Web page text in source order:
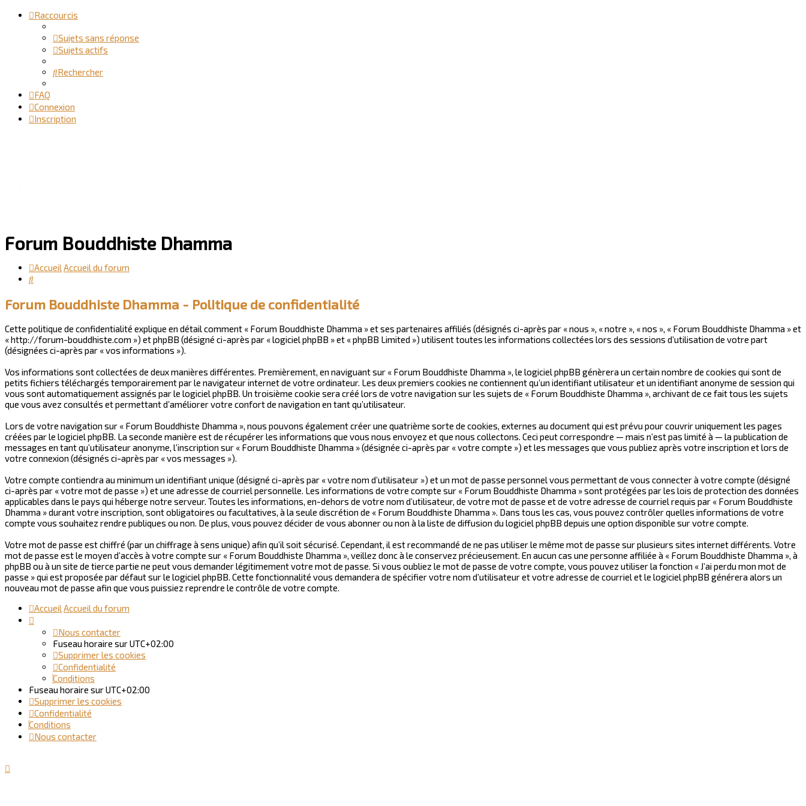
Raccourcis
Sujets sans réponse
Sujets actifs
Rechercher
FAQ
Connexion
Inscription
Forum Bouddhiste Dhamma
AccueilAccueil du forum
Forum Bouddhiste Dhamma - Politique de confidentialité
Cette politique de confidentialité explique en détail comment « Forum Bouddhiste Dhamma » et ses partenaires affiliés (désignés ci-après par « nous », « notre », « nos », « Forum Bouddhiste Dhamma » et
« http://forum-bouddhiste.com ») et phpBB (désigné ci-après par « logiciel phpBB » et « phpBB Limited ») utilisent toutes les informations collectées lors des sessions d’utilisation de votre part
(désignées ci-après par « vos informations »).
Vos informations sont collectées de deux manières différentes. Premièrement, en naviguant sur « Forum Bouddhiste Dhamma », le logiciel phpBB génèrera un certain nombre de cookies qui sont de
petits fichiers téléchargés temporairement par le navigateur internet de votre ordinateur. Les deux premiers cookies ne contiennent qu’un identifiant utilisateur et un identifiant anonyme de session qui
vous sont automatiquement assignés par le logiciel phpBB. Un troisième cookie sera créé lors de votre navigation sur les sujets de « Forum Bouddhiste Dhamma », archivant de ce fait tous les sujets
que vous avez consultés et permettant d’améliorer votre confort de navigation en tant qu’utilisateur.
Lors de votre navigation sur « Forum Bouddhiste Dhamma », nous pouvons également créer une quatrième sorte de cookies, externes au document qui est prévu pour couvrir uniquement les pages
créées par le logiciel phpBB. La seconde manière est de récupérer les informations que vous nous envoyez et que nous collectons. Ceci peut correspondre — mais n’est pas limité à — la publication de
messages en tant qu’utilisateur anonyme, l’inscription sur « Forum Bouddhiste Dhamma » (désignée ci-après par « votre compte ») et les messages que vous publiez après votre inscription et lors de
votre connexion (désignés ci-après par « vos messages »).
Votre compte contiendra au minimum un identifiant unique (désigné ci-après par « votre nom d’utilisateur ») et un mot de passe personnel vous permettant de vous connecter à votre compte (désigné
ci-après par « votre mot de passe ») et une adresse de courriel personnelle. Les informations de votre compte sur « Forum Bouddhiste Dhamma » sont protégées par les lois de protection des données
applicables dans le pays qui héberge notre serveur. Toutes les informations, en-dehors de votre nom d’utilisateur, de votre mot de passe et de votre adresse de courriel requis par « Forum Bouddhiste
Dhamma » durant votre inscription, sont obligatoires ou facultatives, à la seule discrétion de « Forum Bouddhiste Dhamma ». Dans tous les cas, vous pouvez contrôler quelles informations de votre
compte vous souhaitez rendre publiques ou non. De plus, vous pouvez décider de vous abonner ou non à la liste de diffusion du logiciel phpBB depuis une option disponible sur votre compte.
Votre mot de passe est chiffré (par un chiffrage à sens unique) afin qu’il soit sécurisé. Cependant, il est recommandé de ne pas utiliser le même mot de passe sur plusieurs sites internet différents. Votre
mot de passe est le moyen d’accès à votre compte sur « Forum Bouddhiste Dhamma », veillez donc à le conservez précieusement. En aucun cas une personne affiliée à « Forum Bouddhiste Dhamma », à
phpBB ou à un site de tierce partie ne peut vous demander légitimement votre mot de passe. Si vous oubliez le mot de passe de votre compte, vous pouvez utiliser la fonction « J’ai perdu mon mot de
passe » qui est proposée par défaut sur le logiciel phpBB. Cette fonctionnalité vous demandera de spécifier votre nom d’utilisateur et votre adresse de courriel et le logiciel phpBB générera alors un
nouveau mot de passe afin que vous puissiez reprendre le contrôle de votre compte.
AccueilAccueil du forum
Nous contacter
Fuseau horaire surUTC+02:00
Supprimer les cookies
Confidentialité
Conditions
Fuseau horaire surUTC+02:00
Supprimer les cookies
Confidentialité
Conditions
Nous contacter